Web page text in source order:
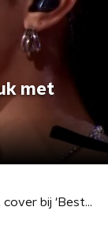
met
Sarita Lorena maakt indruk met cover bij 'Beste Zangers'